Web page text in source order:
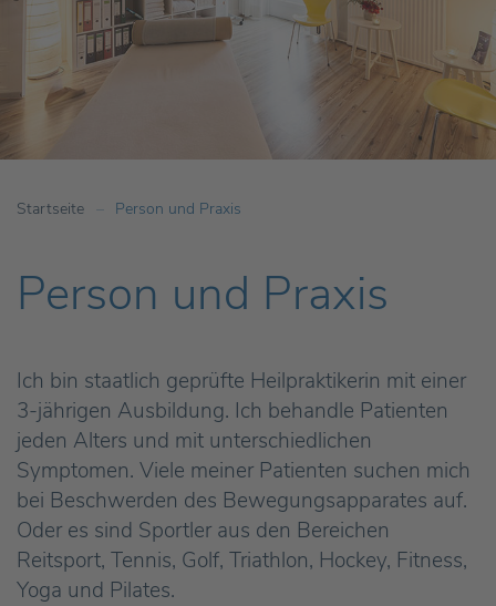
Startseite Person und Praxis
Person und Praxis
Ich bin staatlich geprüfte Heilpraktikerin mit einer
3-jährigen Ausbildung. Ich behandle Patienten
jeden Alters und mit unterschiedlichen
Symptomen. Viele meiner Patienten suchen mich
bei Beschwerden des Bewegungsapparates auf.
Oder es sind Sportler aus den Bereichen
Reitsport, Tennis, Golf, Triathlon, Hockey, Fitness,
Yoga und Pilates.